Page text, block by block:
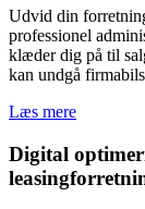
Udvid din
professionel
klæder dig på til
kan undgå
Læs mere
Digital